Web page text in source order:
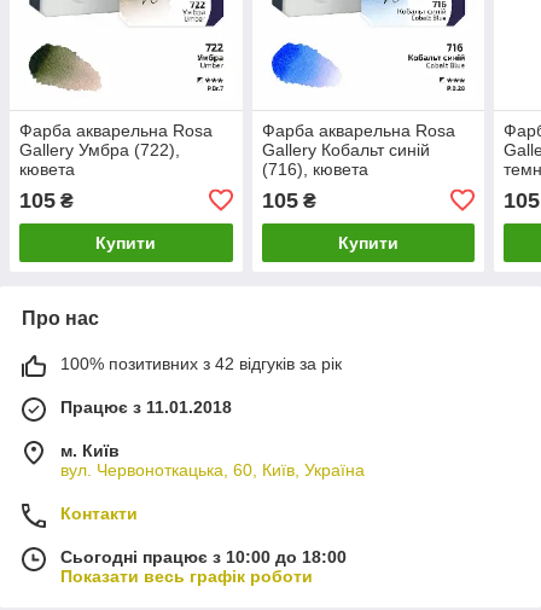
Фарба акварельна Rosa
Gallery Умбра (722),
кювета
105 ₴
Купити
Фарба акварельна Rosa
Gallery Кобальт синій
(716), кювета
105₴
Купити
105
Про нас
100% позитивних з 42 відгуків за рік
Працює з 11.01.2018
м. Київ
вул. Червоноткацька, 60, Київ, Україна
Контакти
Сьогодні працює з 10:00 до 18:00
Показати весь графік роботи